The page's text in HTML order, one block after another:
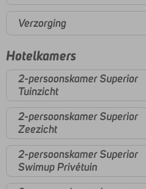
Verzorging
Hotelkamers
2-persoonskamer Superior
Tuinzicht
2-persoonskamer Superior
Zeezicht
2-persoonskamer Superior
Swimup Privétuin